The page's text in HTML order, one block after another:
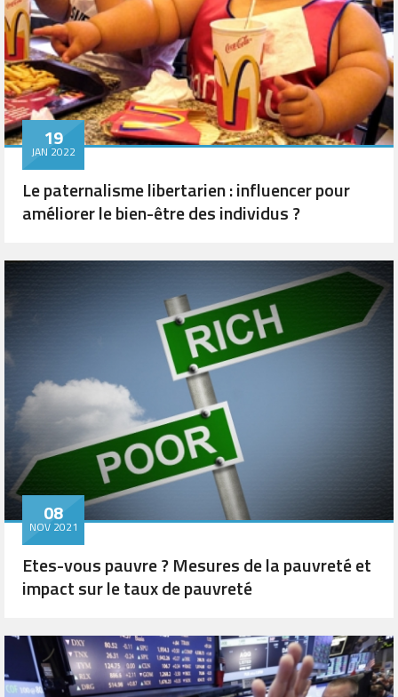
19
JAN 2022
Le paternalisme libertarien : influencer pour
améliorer le bien-être des individus ?
08
NOV 2021
Etes-vous pauvre ? Mesures de la pauvreté et
impact sur le taux de pauvreté